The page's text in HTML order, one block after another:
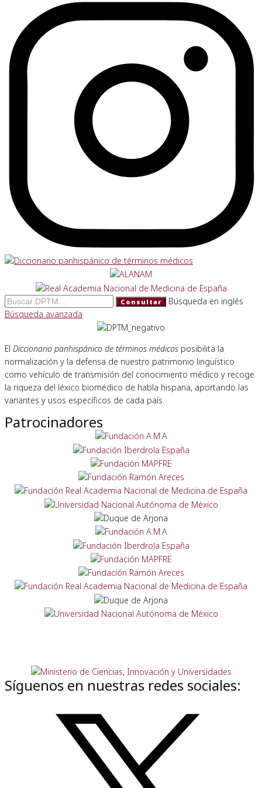
Consultar
Búsqueda en inglés
Búsqueda avanzada
El Diccionario panhispánico de términos médicos posibilita la
normalización y la defensa de nuestro patrimonio lingüístico
como vehículo de transmisión del conocimiento médico y recoge
la riqueza del léxico biomédico de habla hispana, aportando las
variantes y usos específicos de cada país.
Patrocinadores
Síguenos en nuestras redes sociales: